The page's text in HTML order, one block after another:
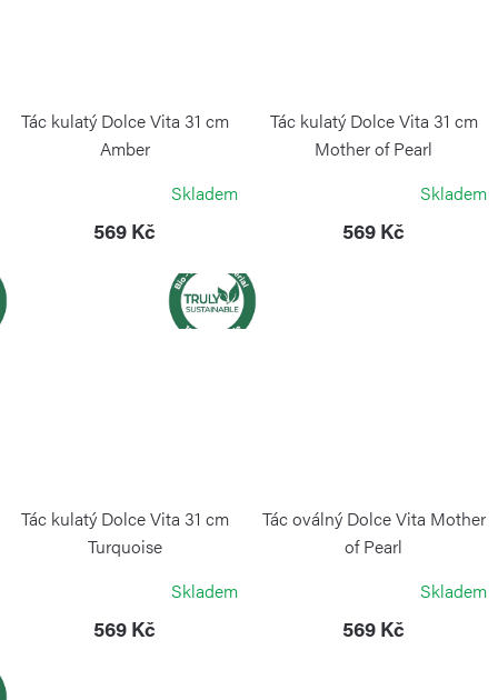
Tác kulatý Dolce Vita 31 cm
Amber
Skladem
569 Kč
Tác kulatý Dolce Vita 31 cm
Mother of Pearl
Skladem
569 Kč
Tác kulatý Dolce Vita 31 cm
Turquoise
Skladem
569 Kč
Tác oválný Dolce Vita Mother
of Pearl
Skladem
569 Kč